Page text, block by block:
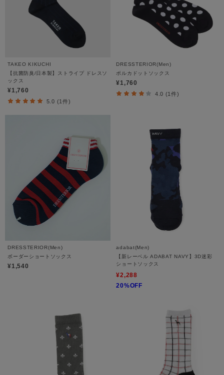
TAKEO KIKUCHI
【抗菌防臭/日本製】ストライプ ドレスソ
ックス
¥1,760
5.0 (1件)
DRESSTERIOR(Men)
ポルカドットソックス
¥1,760
4.0 (1件)
DRESSTERIOR(Men)
ボーダーショートソックス
¥1,540
adabat(Men)
【新レーベル ADABAT NAVY】3D迷彩
ショートソックス
¥2,288
20%OFF